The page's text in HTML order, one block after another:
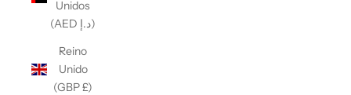
Unidos
(AED د.إ)
Reino
Unido
(GBP £)